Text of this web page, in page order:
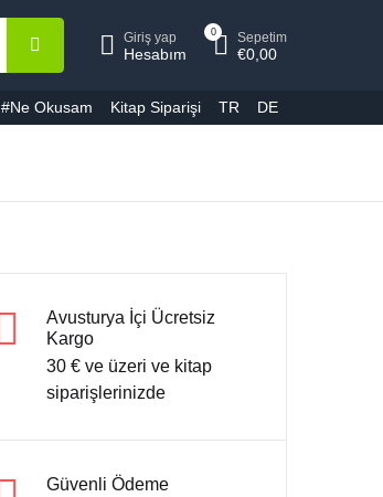
Giriş yap
Hesabım
0 Sepetim
€0,00
#Ne Okusam Kitap Siparişi TR DE
Kapat
Kapat
Avusturya İçi Ücretsiz
Kargo
30 € ve üzeri ve kitap
siparişlerinizde
Güvenli Ödeme